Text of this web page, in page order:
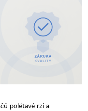
polétavé rzi a